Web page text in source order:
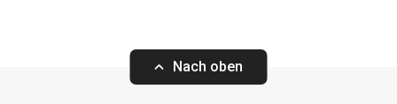
Nach oben